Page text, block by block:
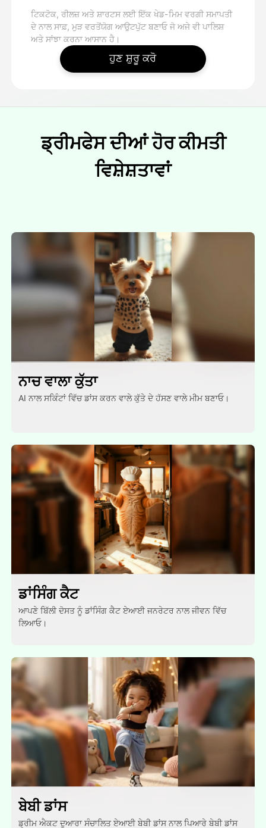
ਟਿਕਟੋਕ, ਰੀਲਜ਼ ਅਤੇ ਸ਼ਾਰਟਸ ਲਈ ਇੱਕ ਖੇਡ-ਮਿਮ ਵਰਗੀ ਸਮਾਪਤੀ
ਦੇ ਨਾਲ ਸਾਫ਼, ਮੁੜ ਵਰਤੋਂਯੋਗ ਆਉਟਪੁੱਟ ਬਣਾਓ ਜੋ ਅਜੇ ਵੀ ਪਾਲਿਸ਼
ਅਤੇ ਸਾਂਝਾ ਕਰਨਾ ਆਸਾਨ ਹੈ।
ਹੁਣ ਸ਼ੁਰੂ ਕਰੋ
ਡ੍ਰੀਮਫੇਸ ਦੀਆਂ ਹੋਰ ਕੀਮਤੀ
ਵਿਸ਼ੇਸ਼ਤਾਵਾਂ
ਨਾਚ ਵਾਲਾ ਕੁੱਤਾ
AI ਨਾਲ ਸਕਿੰਟਾਂ ਵਿੱਚ ਡਾਂਸ ਕਰਨ ਵਾਲੇ ਕੁੱਤੇ ਦੇ ਹੱਸਣ ਵਾਲੇ ਮੀਮ ਬਣਾਓ।
ਡਾਂਸਿੰਗ ਕੈਟ
ਆਪਣੇ ਬਿੱਲੀ ਦੋਸਤ ਨੂੰ ਡਾਂਸਿੰਗ ਕੈਟ ਏਆਈ ਜਨਰੇਟਰ ਨਾਲ ਜੀਵਨ ਵਿੱਚ
ਲਿਆਓ।
ਬੇਬੀ ਡਾਂਸ
ਡ੍ਰੀਮ ਐਕਟ ਦੁਆਰਾ ਸੰਚਾਲਿਤ ਏਆਈ ਬੇਬੀ ਡਾਂਸ ਨਾਲ ਪਿਆਰੇ ਬੇਬੀ ਡਾਂਸ